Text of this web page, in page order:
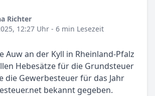
Richter
12:27 Uhr - 6 min Lesezeit
Auw an der Kyll in Rheinland-Pfalz
Hebesätze für die Grundsteuer
die Gewerbesteuer für das Jahr
bekannt gegeben.